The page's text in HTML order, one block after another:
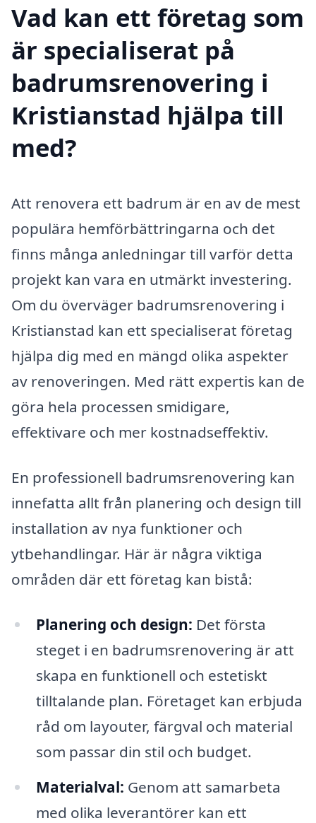
Vad kan ett företag som
är specialiserat på
badrumsrenovering i
Kristianstad hjälpa till
med?
Att renovera ett badrum är en av de mest
populära hemförbättringarna och det
finns många anledningar till varför detta
projekt kan vara en utmärkt investering.
Om du överväger badrumsrenovering i
Kristianstad kan ett specialiserat företag
hjälpa dig med en mängd olika aspekter
av renoveringen. Med rätt expertis kan de
göra hela processen smidigare,
effektivare och mer kostnadseffektiv.
En professionell badrumsrenovering kan
innefatta allt från planering och design till
installation av nya funktioner och
ytbehandlingar. Här är några viktiga
områden där ett företag kan bistå:
Planering och design: Det första
steget i en badrumsrenovering är att
skapa en funktionell och estetiskt
tilltalande plan. Företaget kan erbjuda
råd om layouter, färgval och material
som passar din stil och budget.
Materialval: Genom att samarbeta
med olika leverantörer kan ett